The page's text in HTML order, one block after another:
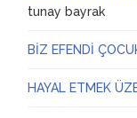
tunay bayrak
BİZ EFENDİ
HAYAL ETMEK